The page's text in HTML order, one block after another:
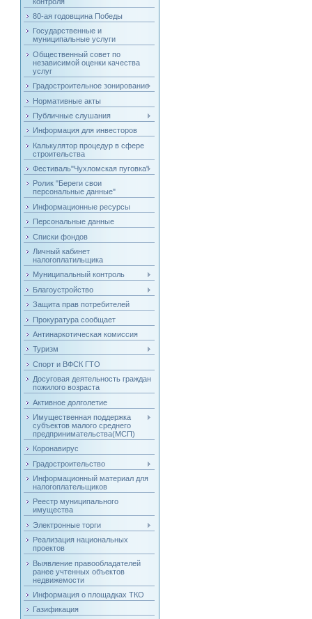
80-ая годовщина Победы
Государственные и
муниципальные услуги
Общественный совет по
независимой оценки качества
услуг
Градостроительное зонирование
Нормативные акты
Публичные слушания
Информация для инвесторов
Калькулятор процедур в сфере
строительства
Фестиваль"Чухломская пуговка"
Ролик "Береги свои
персональные данные"
Информационные ресурсы
Персональные данные
Списки фондов
Личный кабинет
налогоплатильщика
Муниципальный контроль
Благоустройство
Защита прав потребителей
Прокуратура сообщает
Антинаркотическая комиссия
Туризм
Спорт и ВФСК ГТО
Досуговая деятельность граждан
пожилого возраста
Активное долголетие
Имущественная поддержка
субъектов малого среднего
предпринимательства(МСП)
Коронавирус
Градостроительство
Информационный материал для
налогоплательщиков
Реестр муниципального
имущества
Электронные торги
Реализация национальных
проектов
Выявление правообладателей
ранее учтенных объектов
недвижемости
Информация о площадках ТКО
Газификация